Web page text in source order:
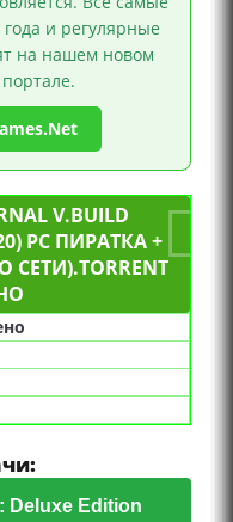
и регулярные
на нашем новом
V.BUILD
PC ПИРАТКА +
СЕТИ).TORRENT
Deluxe Edition